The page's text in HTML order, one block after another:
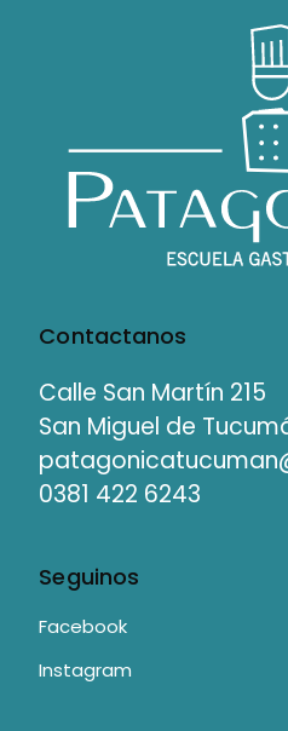
Contactanos
Calle San Martín 215
San Miguel de
0381 422 6243
Seguinos
Facebook
Instagram